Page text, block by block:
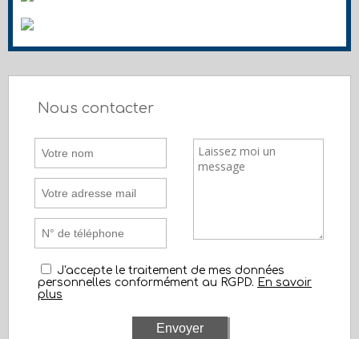
Nous contacter
J'accepte le traitement de mes données
personnelles conformément au RGPD. En savoir
plus